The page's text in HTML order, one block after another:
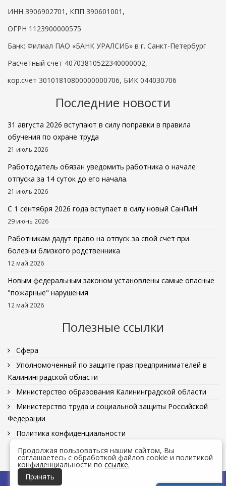
ИНН 3906902701, КПП 390601001,
ОГРН 1123900000575
Банк: Филиал ПАО «БАНК УРАЛСИБ» в г. Санкт-Петербург
Расчетный счет 40703810522340000002,
кор.счет 30101810800000000706, БИК 044030706
Последние новости
31 августа 2026 вступают в силу поправки в правила
обучения по охране труда
21 июль 2026
Работодатель обязан уведомить работника о начале
отпуска за 14 суток до его начала.
21 июль 2026
С 1 сентября 2026 года вступает в силу новый СанПиН
29 июнь 2026
Работникам дадут право на отпуск за свой счет при
болезни близкого родственника
12 май 2026
Новым федеральным законом установлены самые опасные
"пожарные" нарушения
12 май 2026
Полезные ссылки
Сфера
Уполномоченный по защите прав предпринимателей в
Калининградской области
Министерство образования Калининградской области
Министерство труда и социальной защиты Российской
Федерации
Политика конфиденциальности
Продолжая пользоваться нашим сайтом, Вы
соглашаетесь с обработкой файлов cookie и политикой
конфиденциальности по ссылке.
Принять